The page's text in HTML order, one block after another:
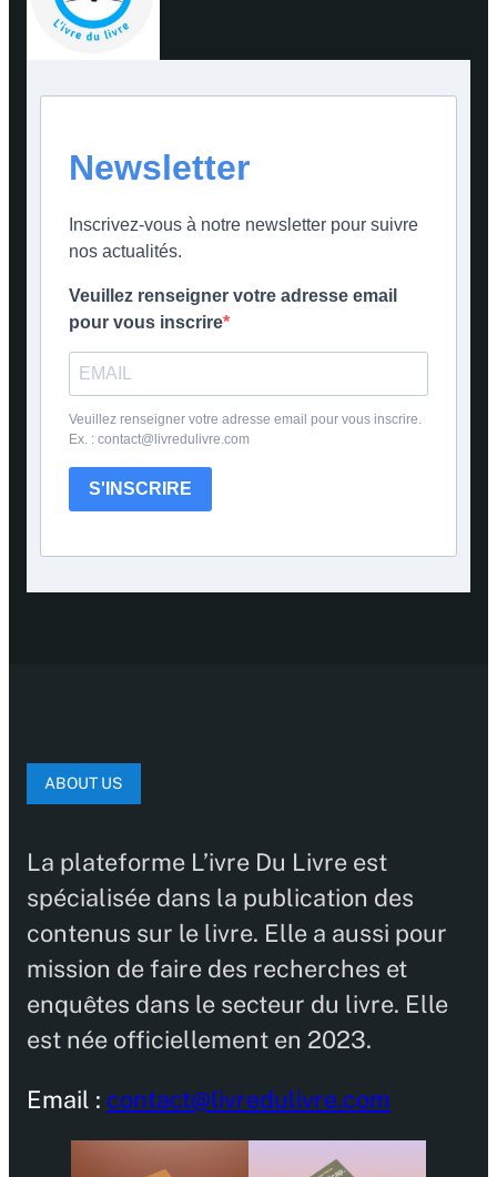
Newsletter
Inscrivez-vous à notre newsletter pour suivre
nos actualités.
Veuillez renseigner votre adresse email
pour vous inscrire
Veuillez renseigner votre adresse email pour vous inscrire.
Ex. : contact@livredulivre.com
S'INSCRIRE
ABOUT US
La plateforme L’ivre Du Livre est
spécialisée dans la publication des
contenus sur le livre. Elle a aussi pour
mission de faire des recherches et
enquêtes dans le secteur du livre. Elle
est née officiellement en 2023.
Email : contact@livredulivre.com